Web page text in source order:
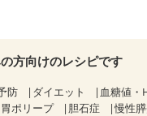
方向けのレシピです
防 ダイエット 血糖値・
胃ポリープ 胆石症 慢性